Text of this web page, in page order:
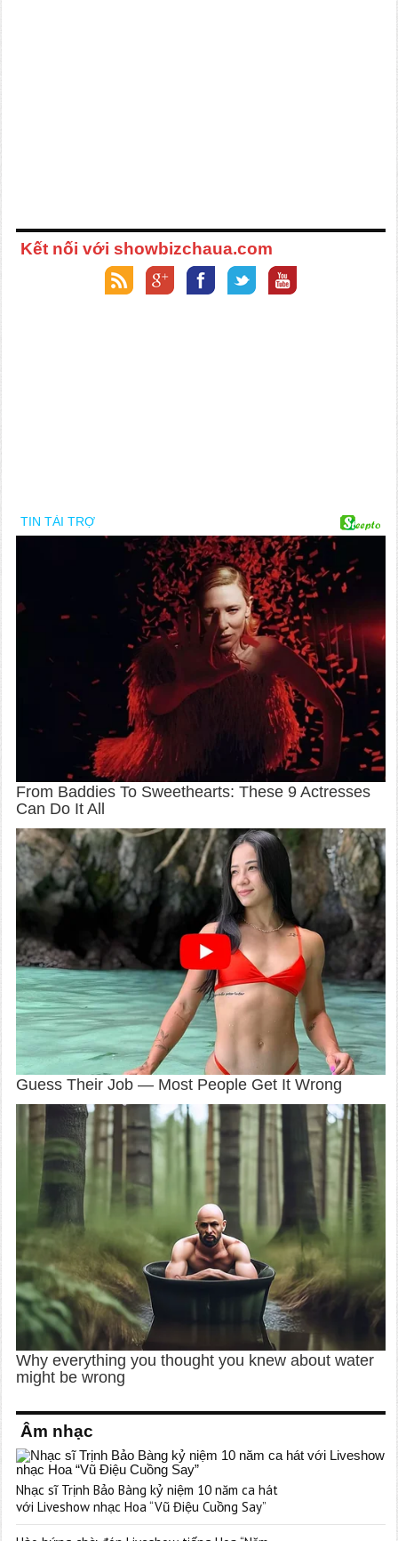
Kết nối với showbizchaua.com
Âm nhạc
Nhạc sĩ Trịnh Bảo Bàng kỷ niệm 10 năm ca hát
với Liveshow nhạc Hoa “Vũ Điệu Cuồng Say”